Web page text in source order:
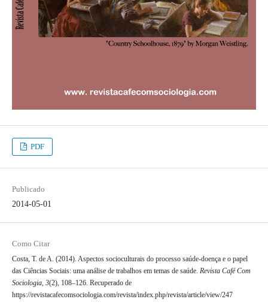
PDF
Publicado
2014-05-01
Como Citar
Costa, T. de A. (2014). Aspectos socioculturais do processo saúde-doença e o papel
das Ciências Sociais: uma análise de trabalhos em temas de saúde. Revista Café Com
Sociologia, 3(2), 108–126. Recuperado de
https://revistacafecomsociologia.com/revista/index.php/revista/article/view/247